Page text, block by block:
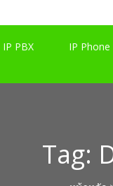
IP PBX IP Phone
Tag: